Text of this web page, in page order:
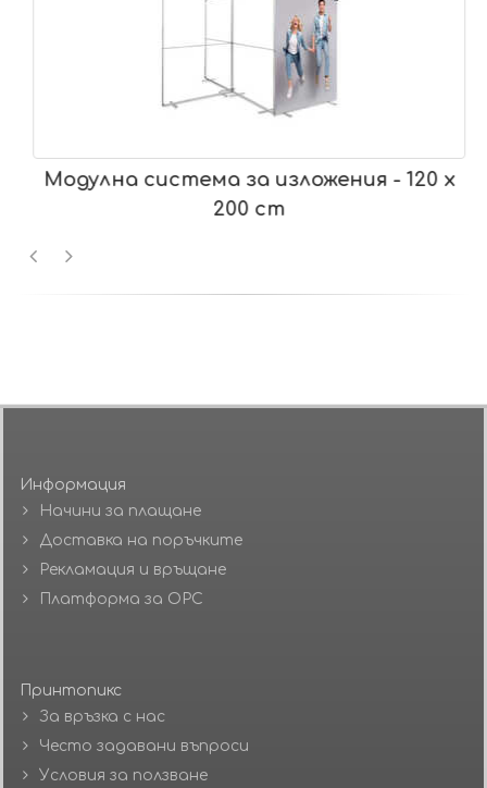
Модулна система за изложения - 120 x
200 cm
Информация
Начини за плащане
Доставка на поръчките
Рекламация и връщане
Платформа за ОРС
Принтопикс
За връзка с нас
Често задавани въпроси
Условия за ползване